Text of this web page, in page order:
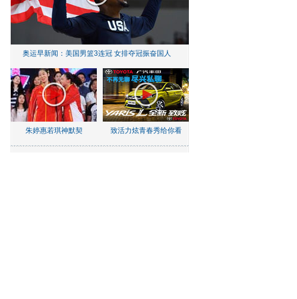
奥运早新闻：美国男篮3连冠 女排夺冠振奋国人
朱婷惠若琪神默契 致活力炫青春秀给你看